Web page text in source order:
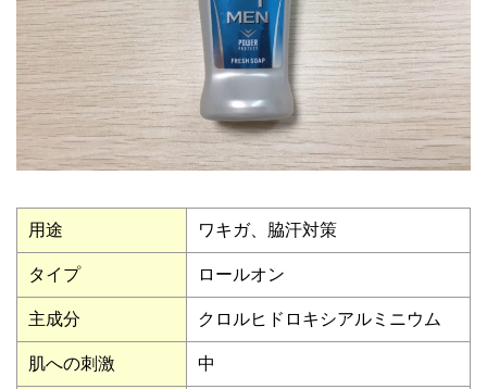
用途 ワキガ、脇汗対策
タイプ ロールオン
主成分 クロルヒドロキシアルミニウム
肌への刺激 中